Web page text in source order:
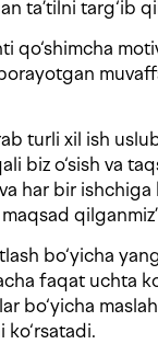
ta’tilni targ‘ib
qo‘shimcha
turli xil ish
biz o‘sish va
har bir
bo‘yicha
faqat uchta
bo‘yicha